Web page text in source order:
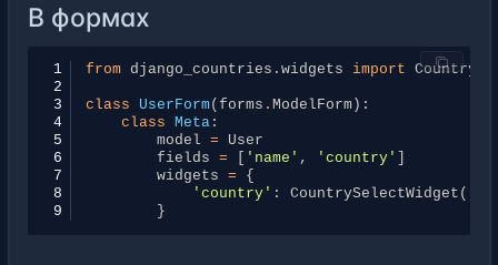
В формах
1 from django_countries.widgets import
2
3
class UserForm( forms . ModelForm):
4
class Meta:
5
model =
User
6
fields = 'name' , 'country'
7
widgets =
{
8
'country' : CountrySelectWidget (),
9
}